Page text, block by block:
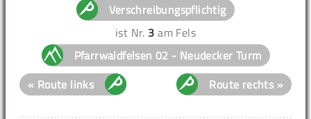
Verschreibungspflichtig
ist Nr. 3 am Fels
Pfarrwaldfelsen 02 - Neudecker Turm
« Route links
Route rechts »